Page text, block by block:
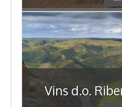
Vins d.o.